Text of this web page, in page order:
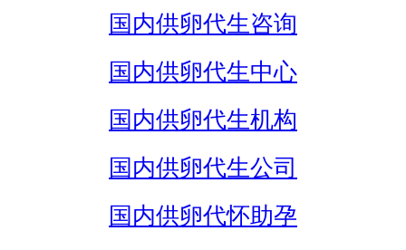
国内供卵代生咨询
国内供卵代生中心
国内供卵代生机构
国内供卵代生公司
国内供卵代怀助孕